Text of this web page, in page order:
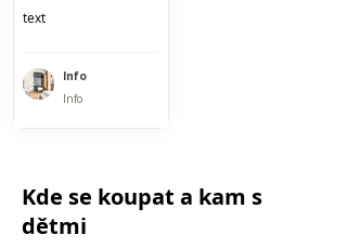
text
Info
Info
Kde se koupat a kam s
dětmi